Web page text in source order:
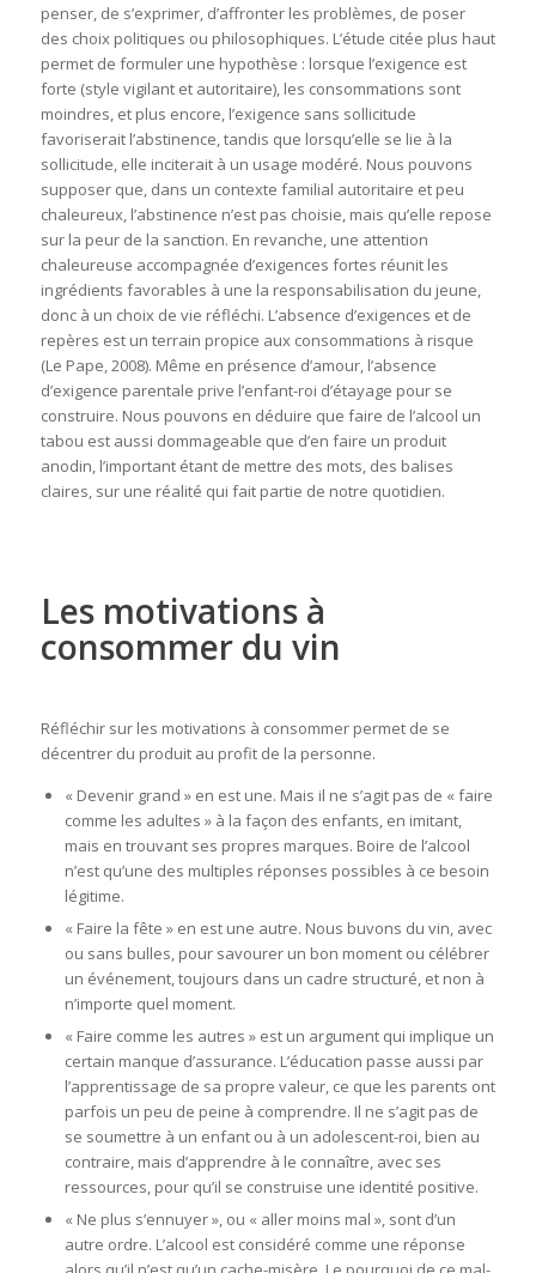
penser, de s’exprimer, d’affronter les problèmes, de poser
des choix politiques ou philosophiques. L’étude citée plus haut
permet de formuler une hypothèse : lorsque l’exigence est
forte (style vigilant et autoritaire), les consommations sont
moindres, et plus encore, l’exigence sans sollicitude
favoriserait l’abstinence, tandis que lorsqu’elle se lie à la
sollicitude, elle inciterait à un usage modéré. Nous pouvons
supposer que, dans un contexte familial autoritaire et peu
chaleureux, l’abstinence n’est pas choisie, mais qu’elle repose
sur la peur de la sanction. En revanche, une attention
chaleureuse accompagnée d’exigences fortes réunit les
ingrédients favorables à une la responsabilisation du jeune,
donc à un choix de vie réfléchi. L’absence d’exigences et de
repères est un terrain propice aux consommations à risque
(Le Pape, 2008). Même en présence d’amour, l’absence
d’exigence parentale prive l’enfant-roi d’étayage pour se
construire. Nous pouvons en déduire que faire de l’alcool un
tabou est aussi dommageable que d’en faire un produit
anodin, l’important étant de mettre des mots, des balises
claires, sur une réalité qui fait partie de notre quotidien.
Les motivations à
consommer du vin
Réfléchir sur les motivations à consommer permet de se
décentrer du produit au profit de la personne.
« Devenir grand » en est une. Mais il ne s’agit pas de « faire
comme les adultes » à la façon des enfants, en imitant,
mais en trouvant ses propres marques. Boire de l’alcool
n’est qu’une des multiples réponses possibles à ce besoin
légitime.
« Faire la fête » en est une autre. Nous buvons du vin, avec
ou sans bulles, pour savourer un bon moment ou célébrer
un événement, toujours dans un cadre structuré, et non à
n’importe quel moment.
« Faire comme les autres » est un argument qui implique un
certain manque d’assurance. L’éducation passe aussi par
l’apprentissage de sa propre valeur, ce que les parents ont
parfois un peu de peine à comprendre. Il ne s’agit pas de
se soumettre à un enfant ou à un adolescent-roi, bien au
contraire, mais d’apprendre à le connaître, avec ses
ressources, pour qu’il se construise une identité positive.
« Ne plus s’ennuyer », ou « aller moins mal », sont d’un
autre ordre. L’alcool est considéré comme une réponse